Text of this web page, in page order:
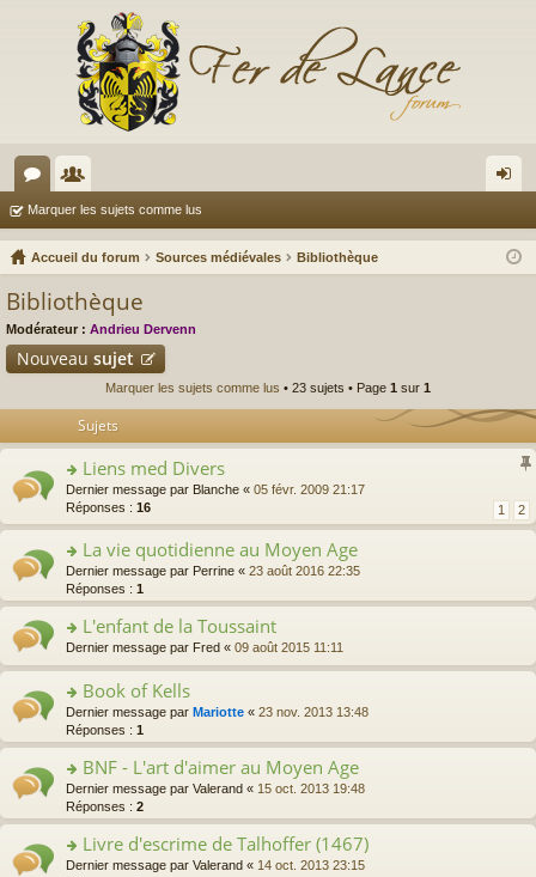
or
u
e
m ne
Marquer les sujets comme lus
Accueil du forum Sources médiévales Bibliothèque
Bibliothèque
Modérateur : Andrieu Dervenn
Nouveau sujet
Marquer les sujets comme lus • 23 sujets • Page 1 sur 1
Sujets
o
n
s
ult
er
le
m
s
s
a
g
e
n
o
lu
le
pl
s
ré
Liens med Divers
Dernier message par Blanche « 05 févr. 2009 21:17
Réponses : 16 1 2
o
n
s
ult
er
e
s
s
a
g
e
n
o
n
lu
La vie quotidienne au Moyen Age
Dernier message par Perrine « 23 août 2016 22:35
Réponses : 1
o
n
ult
er
le
e
s
s
a
g
e
L'enfant de la Toussaint
Dernier message par Fred « 09 août 2015 11:11
o
n
s
ult
er
le
m
e
s
s
Book of Kells
Dernier message par Mariotte « 23 nov. 2013 13:48
Réponses : 1
o
n
s
ult
er
BNF - L'art d'aimer au Moyen Age
Dernier message par Valerand « 15 oct. 2013 19:48
Réponses : 2
o
Livre d'escrime de Talhoffer (1467)
Dernier message par Valerand « 14 oct. 2013 23:15